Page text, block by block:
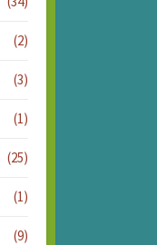
(2)
(3)
(1)
(25)
(1)
(9)